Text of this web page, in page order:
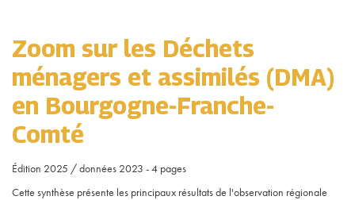
Zoom sur les Déchets
ménagers et assimilés (DMA)
en Bourgogne-Franche-
Comté
Édition 2025 / données 2023 - 4 pages
Cette synthèse présente les principaux résultats de l'observation régionale